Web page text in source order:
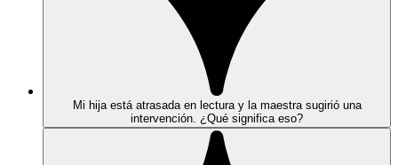
Mi hija está atrasada en lectura y la maestra sugirió una
intervención. ¿Qué significa eso?